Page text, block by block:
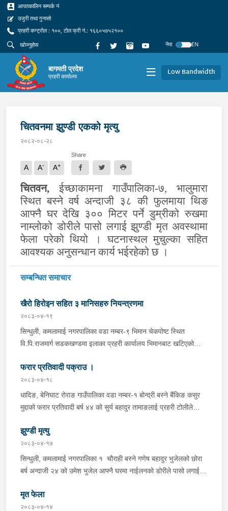
आपतकालिन सम्पर्क नं
उजुरी तथा गुनासो
प्रहरी कन्ट्रोल : १००, टोल फ्री नं.: १६६०५७५२१००
नेपा
EN
बागमती प्रदेश
प्रहरी कार्यालय Low Bandwidth
चितवनमा झुण्डी एकको मृत्यु
२०८२-०८-२८
A A- A+
Share
चितवन, ईच्छाकामना गाउँपालिका-७, भालुमारा
स्थित बस्ने वर्ष अन्दाजी ३८ की फुलमाया थिङ
आफ्नै घर देखि ३०० मिटर पर्ने डुम्रीको रुखमा
नाम्लोको डोरीलेपासो लगाई झुण्डी मृतअवस्थामा
फेला परेको थियो । घटनास्थल मुचुल्का सहित
आवश्यक अनुसन्धान कार्य भईरहेको छ ।
सम्बन्धित समाचार
खैरो हिरोइन सहित ३ मानिसहरु नियन्त्रणमा
२०८३-०४-१९
सिन्धुली, कमलामाई नगरपालिका वडा नम्बर-९ भिमान चेकपोष्ट स्थित
वि.पि.राजमार्ग सडकखण्डमा इलाका प्रहरी कार्यालय भिमानबाट खटिएको
बर्दिवासको संयुक्त टोलीले मोरङबाट काठमाण्डौ तर्फ जाँदै गरेको चालक
सिन्धुली कमलामाई नगरपालिका वडा नम्बर- १२ बस्ने बर्ष अन्दाजी-२९ को
चन्द्र बहादुर माझीले चलाएको म.प्र. व०४-००१ ज ००८६ नं. को
यात्रुबाहक E.V. हायसमा सवार जिल्ला सिराह मिर्चैया नगरपालिका-५ बस्ने
ल्याएको तरकारीको बोरा भित्र डब्बामा प्लास्टिकले पोका पारी लुकाई छिपाई
ल्याएको लागु औषध खैरो हिरोइन जस्तो देखिने गिलो पदार्थ ४५.१९० फेला
पारी नियन्त्रणमा लिई सोधपुछ गर्दा पछाडी मोटरसाइकलमा सवार चालक
अभिषेक कुमार साह र सवार राहुल कुमार मण्डलले उक्त सामान दिई पठाएको
भनि खुल्न आएको हुँदा मोटरसाइकल सहित निजहरुलाई नियन्त्रणमा लिई थप
अनुसन्धान कार्य भईरहेको ।
फरार प्रतिवादी पक्राउ ।
२०८३-०४-१८
धादिङ, बेनिघाट रोराङ गाउँपालिका वडा नम्बर-१ बोन्द्री बस्ने बैंकिङ कसुर
मुद्दाको फरार प्रतिवादी बर्ष ४४ को सुर्य बहादुर तामाङलाई प्रहरी टोलीले
झुण्डी मृत्यु
२०८३-०४-१७
सिन्धुली, कमलामाई नगरपालिका १ चौराही बस्ने गणेष बहादुर भुजेलको छोरा
बर्ष अन्दाजी २४ को उमेश भुजेल आफ्नै घरमा नाईलनको डोरीले पासो लगाई
घटनास्थलमा मुचुल्का सहित थप अनुसन्धान कार्य भइरहेको ।
मृत फेला
२०८३-०४-१४